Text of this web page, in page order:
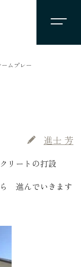
ームプレー
進士 芳
リートの打設
進んでいきます